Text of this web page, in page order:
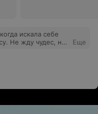
искала себе
Не жду чудес, но
купила
а там особая
светом и
Еще